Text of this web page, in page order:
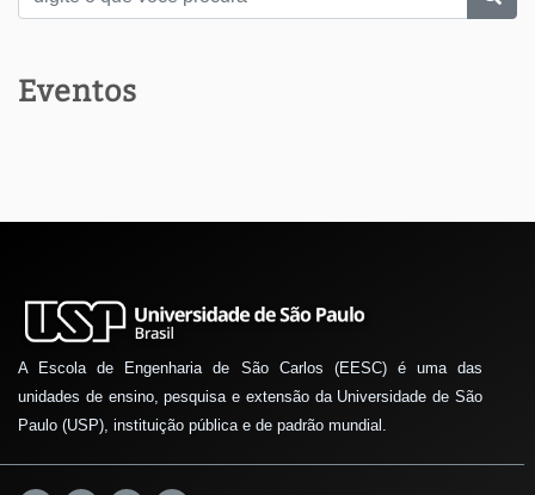
Eventos
A Escola de Engenharia de São Carlos (EESC) é uma das
unidades de ensino, pesquisa e extensão da Universidade de São
Paulo (USP), instituição pública e de padrão mundial.